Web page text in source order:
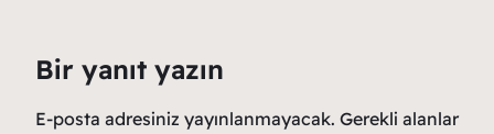
Bir yanıt yazın
E-posta adresiniz yayınlanmayacak. Gerekli alanlar